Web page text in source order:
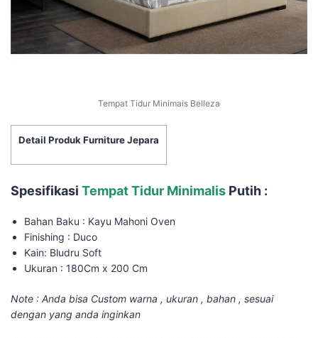
Tempat Tidur Minimais Belleza
Detail Produk Furniture Jepara
Spesifikasi Tempat Tidur Minimalis Putih :
Bahan Baku : Kayu Mahoni Oven
Finishing : Duco
Kain: Bludru Soft
Ukuran : 180Cm x 200 Cm
Note : Anda bisa Custom warna , ukuran , bahan , sesuai
dengan yang anda inginkan